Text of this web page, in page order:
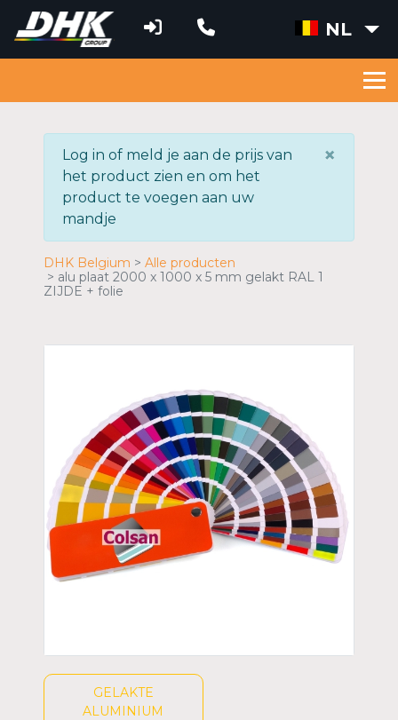
NL
×
Log in of meld je aan de prijs van
het product zien en om het
product te voegen aan uw
mandje
DHK Belgium
Alle producten
alu plaat 2000 x 1000 x 5 mm gelakt RAL 1
ZIJDE + folie
GELAKTE
ALUMINIUM